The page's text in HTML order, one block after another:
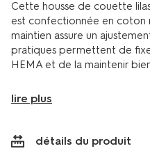
Cette housse de couette
est confectionnée en coton
maintien assure un
pratiques permettent de
HEMA et de la maintenir
lire plus
détails du produit